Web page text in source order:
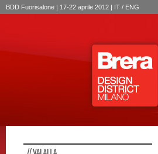
BDD Fuorisalone | 17-22 aprile 2012 | IT / ENG